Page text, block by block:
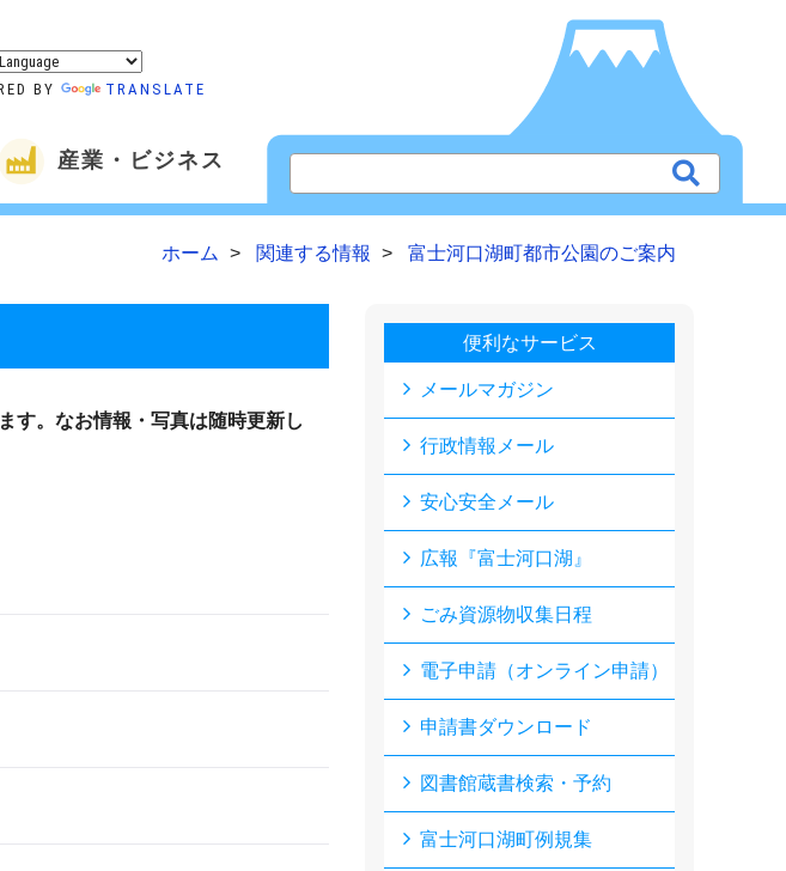
BY TRANSLATE
産業・ビジネス
ホーム 関連する情報 富士河口湖町都市公園のご案内
す。なお情報・写真は随時更新し
便利なサービス
メールマガジン
行政情報メール
安心安全メール
広報『富士河口湖』
ごみ資源物収集日程
電子申請（オンライン申請）
申請書ダウンロード
図書館蔵書検索・予約
富士河口湖町例規集